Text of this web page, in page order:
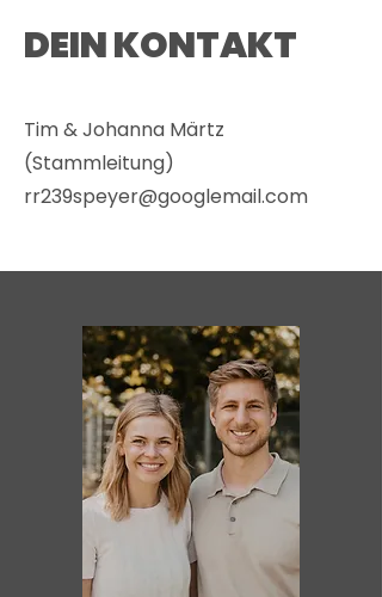
DEIN KONTAKT
Tim & Johanna Märtz
(Stammleitung)
rr239speyer@googlemail.com